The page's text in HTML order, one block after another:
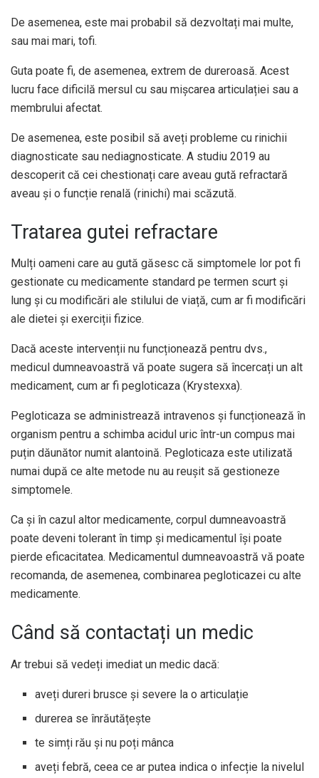
De asemenea, este mai probabil să dezvoltați mai multe,
sau mai mari, tofi.
Guta poate fi, de asemenea, extrem de dureroasă. Acest
lucru face dificilă mersul cu sau mișcarea articulației sau a
membrului afectat.
De asemenea, este posibil să aveți probleme cu rinichii
diagnosticate sau nediagnosticate. A studiu 2019 au
descoperit că cei chestionați care aveau gută refractară
aveau și o funcție renală (rinichi) mai scăzută.
Tratarea gutei refractare
Mulți oameni care au gută găsesc că simptomele lor pot fi
gestionate cu medicamente standard pe termen scurt și
lung și cu modificări ale stilului de viață, cum ar fi modificări
ale dietei și exerciții fizice.
Dacă aceste intervenții nu funcționează pentru dvs.,
medicul dumneavoastră vă poate sugera să încercați un alt
medicament, cum ar fi pegloticaza (Krystexxa).
Pegloticaza se administrează intravenos și funcționează în
organism pentru a schimba acidul uric într-un compus mai
puțin dăunător numit alantoină. Pegloticaza este utilizată
numai după ce alte metode nu au reușit să gestioneze
simptomele.
Ca și în cazul altor medicamente, corpul dumneavoastră
poate deveni tolerant în timp și medicamentul își poate
pierde eficacitatea. Medicamentul dumneavoastră vă poate
recomanda, de asemenea, combinarea pegloticazei cu alte
medicamente.
Când să contactați un medic
Ar trebui să vedeți imediat un medic dacă:
aveți dureri brusce și severe la o articulație
durerea se înrăutățește
te simți rău și nu poți mânca
aveți febră, ceea ce ar putea indica o infecție la nivelul